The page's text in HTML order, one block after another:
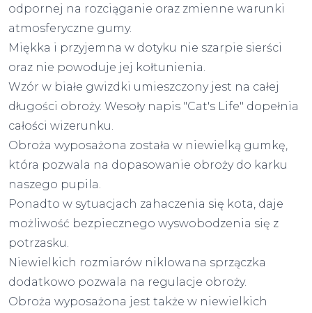
odpornej na rozciąganie oraz zmienne warunki
atmosferyczne gumy.
Miękka i przyjemna w dotyku nie szarpie sierści
oraz nie powoduje jej kołtunienia.
Wzór w białe gwizdki umieszczony jest na całej
długości obroży. Wesoły napis "Cat's Life" dopełnia
całości wizerunku.
Obroża wyposażona została w niewielką gumkę,
która pozwala na dopasowanie obroży do karku
naszego pupila.
Ponadto w sytuacjach zahaczenia się kota, daje
możliwość bezpiecznego wyswobodzenia się z
potrzasku.
Niewielkich rozmiarów niklowana sprzączka
dodatkowo pozwala na regulacje obroży.
Obroża wyposażona jest także w niewielkich